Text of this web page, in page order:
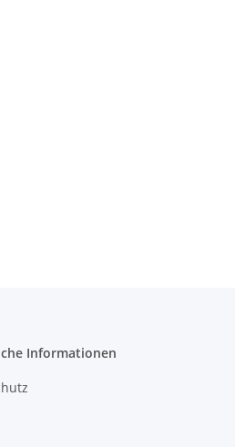
Informationen